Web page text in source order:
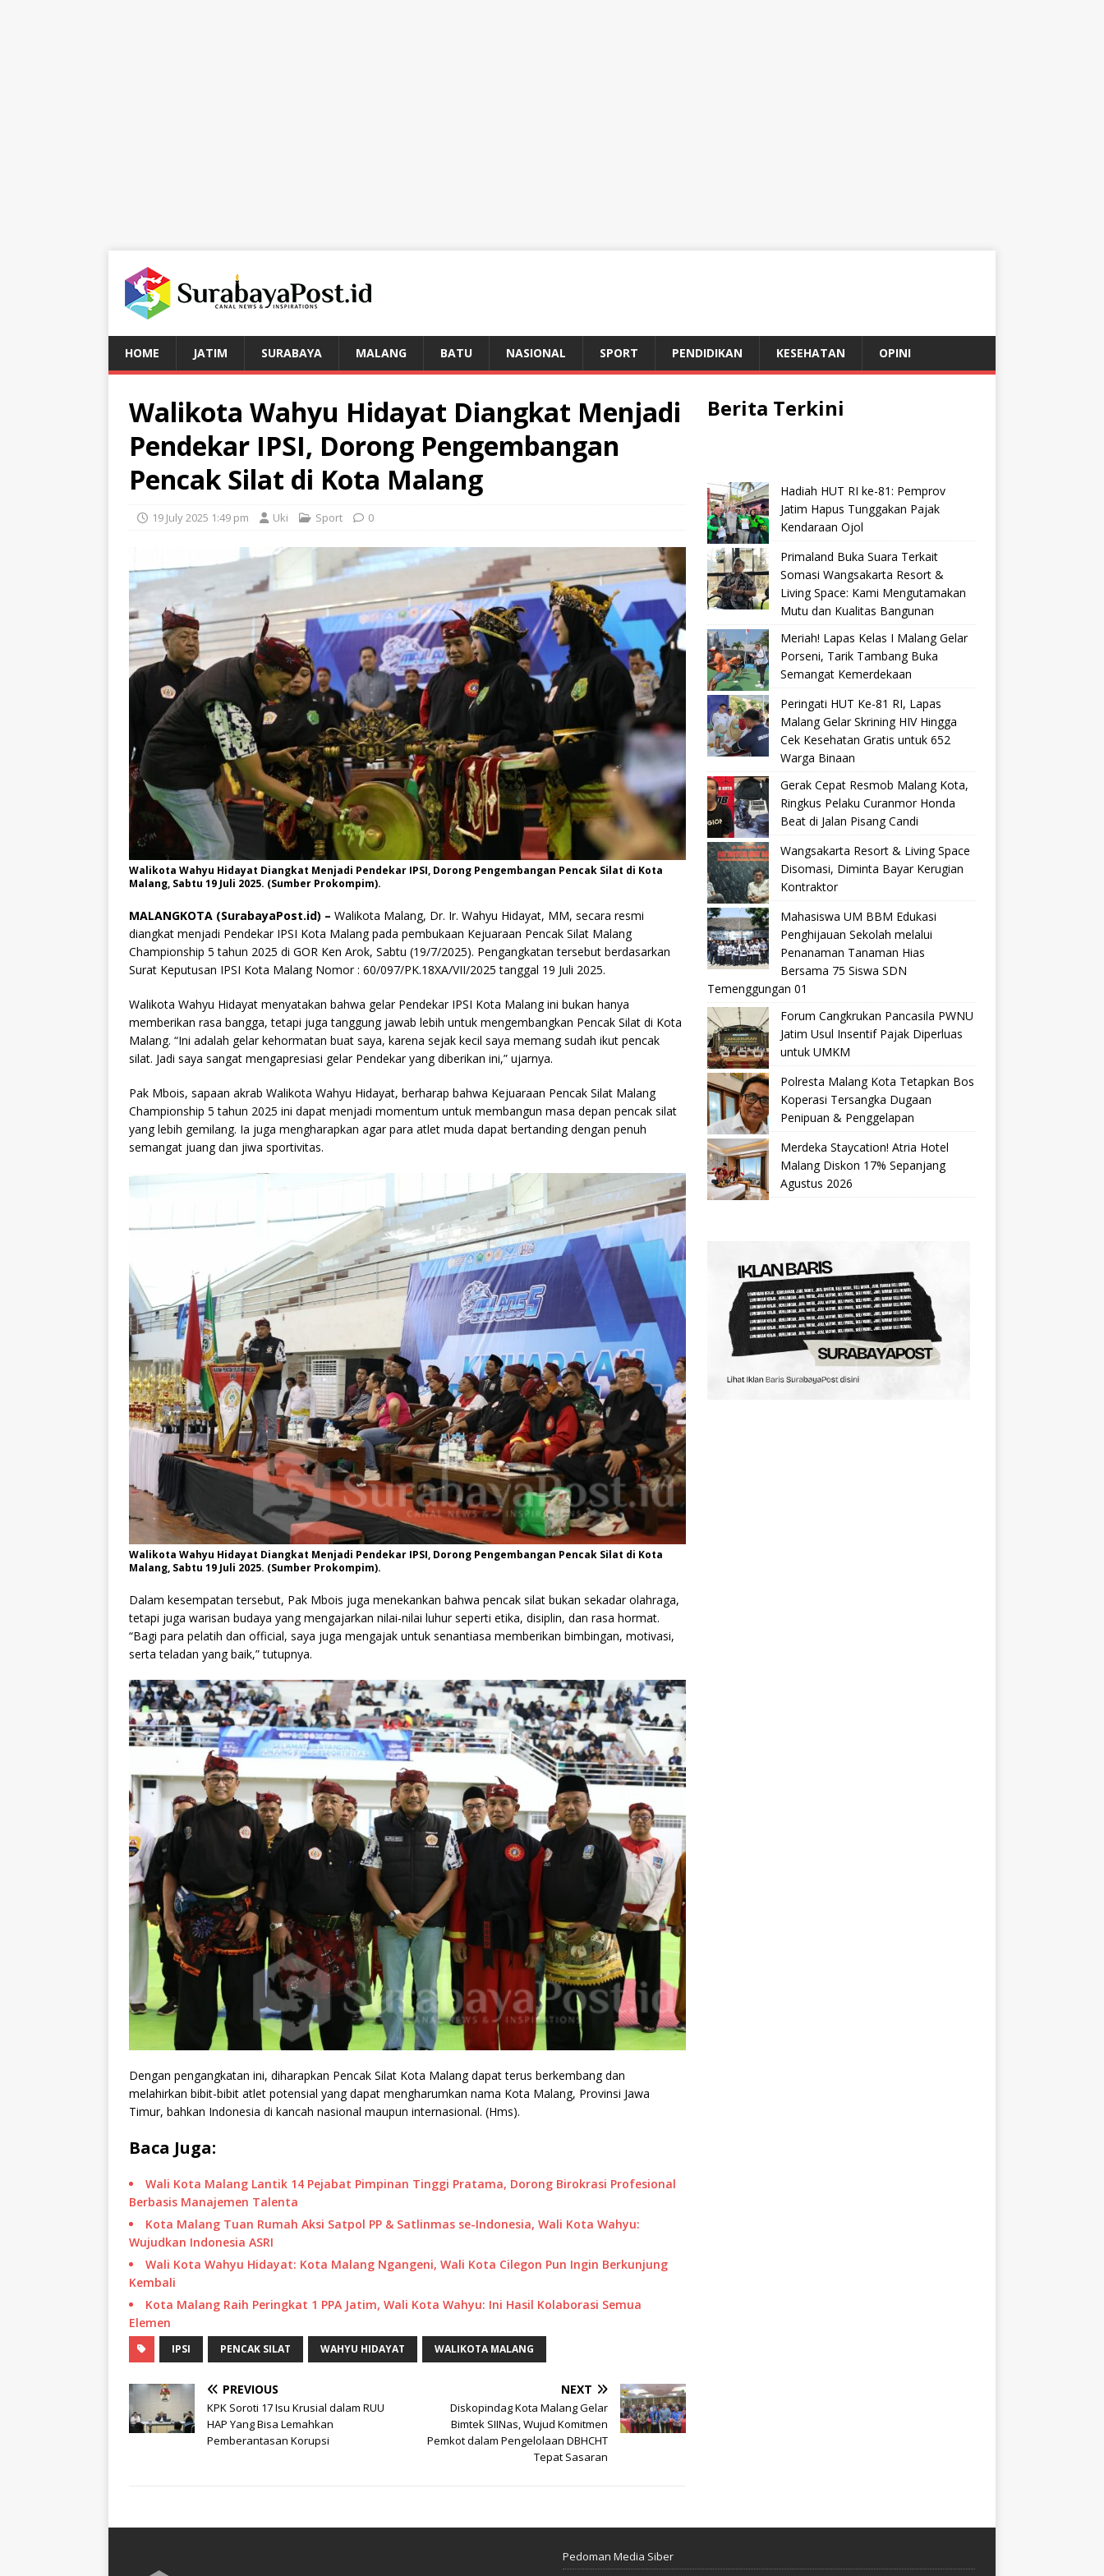
HOME JATIM SURABAYA MALANG BATU NASIONAL SPORT PENDIDIKAN KESEHATAN OPINI
Walikota Wahyu Hidayat Diangkat Menjadi
Pendekar IPSI, Dorong Pengembangan
Pencak Silat di Kota Malang
19 July 2025 1:49 pm Uki Sport 0
Walikota Wahyu Hidayat Diangkat Menjadi Pendekar IPSI, Dorong Pengembangan Pencak Silat di Kota
Malang, Sabtu 19 Juli 2025. (Sumber Prokompim).
MALANGKOTA (SurabayaPost.id) – Walikota Malang, Dr. Ir. Wahyu Hidayat, MM, secara resmi
diangkat menjadi Pendekar IPSI Kota Malang pada pembukaan Kejuaraan Pencak Silat Malang
Championship 5 tahun 2025 di GOR Ken Arok, Sabtu (19/7/2025). Pengangkatan tersebut berdasarkan
Surat Keputusan IPSI Kota Malang Nomor : 60/097/PK.18XA/VII/2025 tanggal 19 Juli 2025.
Walikota Wahyu Hidayat menyatakan bahwa gelar Pendekar IPSI Kota Malang ini bukan hanya
memberikan rasa bangga, tetapi juga tanggung jawab lebih untuk mengembangkan Pencak Silat di Kota
Malang. “Ini adalah gelar kehormatan buat saya, karena sejak kecil saya memang sudah ikut pencak
silat. Jadi saya sangat mengapresiasi gelar Pendekar yang diberikan ini,” ujarnya.
Pak Mbois, sapaan akrab Walikota Wahyu Hidayat, berharap bahwa Kejuaraan Pencak Silat Malang
Championship 5 tahun 2025 ini dapat menjadi momentum untuk membangun masa depan pencak silat
yang lebih gemilang. Ia juga mengharapkan agar para atlet muda dapat bertanding dengan penuh
semangat juang dan jiwa sportivitas.
Walikota Wahyu Hidayat Diangkat Menjadi Pendekar IPSI, Dorong Pengembangan Pencak Silat di Kota
Malang, Sabtu 19 Juli 2025. (Sumber Prokompim).
Dalam kesempatan tersebut, Pak Mbois juga menekankan bahwa pencak silat bukan sekadar olahraga,
tetapi juga warisan budaya yang mengajarkan nilai-nilai luhur seperti etika, disiplin, dan rasa hormat.
“Bagi para pelatih dan official, saya juga mengajak untuk senantiasa memberikan bimbingan, motivasi,
serta teladan yang baik,” tutupnya.
Dengan pengangkatan ini, diharapkan Pencak Silat Kota Malang dapat terus berkembang dan
melahirkan bibit-bibit atlet potensial yang dapat mengharumkan nama Kota Malang, Provinsi Jawa
Timur, bahkan Indonesia di kancah nasional maupun internasional. (Hms).
Baca Juga:
Wali Kota Malang Lantik 14 Pejabat Pimpinan Tinggi Pratama, Dorong Birokrasi Profesional
Berbasis Manajemen Talenta
Kota Malang Tuan Rumah Aksi Satpol PP & Satlinmas se-Indonesia, Wali Kota Wahyu:
Wujudkan Indonesia ASRI
Wali Kota Wahyu Hidayat: Kota Malang Ngangeni, Wali Kota Cilegon Pun Ingin Berkunjung
Kembali
Kota Malang Raih Peringkat 1 PPA Jatim, Wali Kota Wahyu: Ini Hasil Kolaborasi Semua
Elemen
IPSI PENCAK SILAT WAHYU HIDAYAT WALIKOTA MALANG
PREVIOUS
KPK Soroti 17 Isu Krusial dalam RUU
HAP Yang Bisa Lemahkan
Pemberantasan Korupsi
NEXT
Diskopindag Kota Malang Gelar
Bimtek SIINas, Wujud Komitmen
Pemkot dalam Pengelolaan DBHCHT
Tepat Sasaran
Berita Terkini
Hadiah HUT RI ke-81: Pemprov
Jatim Hapus Tunggakan Pajak
Kendaraan Ojol
Primaland Buka Suara Terkait
Somasi Wangsakarta Resort &
Living Space: Kami Mengutamakan
Mutu dan Kualitas Bangunan
Meriah! Lapas Kelas I Malang Gelar
Porseni, Tarik Tambang Buka
Semangat Kemerdekaan
Peringati HUT Ke-81 RI, Lapas
Malang Gelar Skrining HIV Hingga
Cek Kesehatan Gratis untuk 652
Warga Binaan
Gerak Cepat Resmob Malang Kota,
Ringkus Pelaku Curanmor Honda
Beat di Jalan Pisang Candi
Wangsakarta Resort & Living Space
Disomasi, Diminta Bayar Kerugian
Kontraktor
Mahasiswa UM BBM Edukasi
Penghijauan Sekolah melalui
Penanaman Tanaman Hias
Bersama 75 Siswa SDN
Temenggungan 01
Forum Cangkrukan Pancasila PWNU
Jatim Usul Insentif Pajak Diperluas
untuk UMKM
Polresta Malang Kota Tetapkan Bos
Koperasi Tersangka Dugaan
Penipuan & Penggelapan
Merdeka Staycation! Atria Hotel
Malang Diskon 17% Sepanjang
Agustus 2026
Pedoman Media Siber